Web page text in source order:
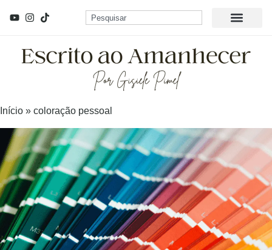
Início » coloração pessoal